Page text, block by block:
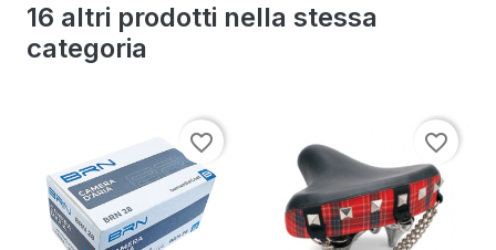
16 altri prodotti nella stessa
categoria
favorite_border favorite_border